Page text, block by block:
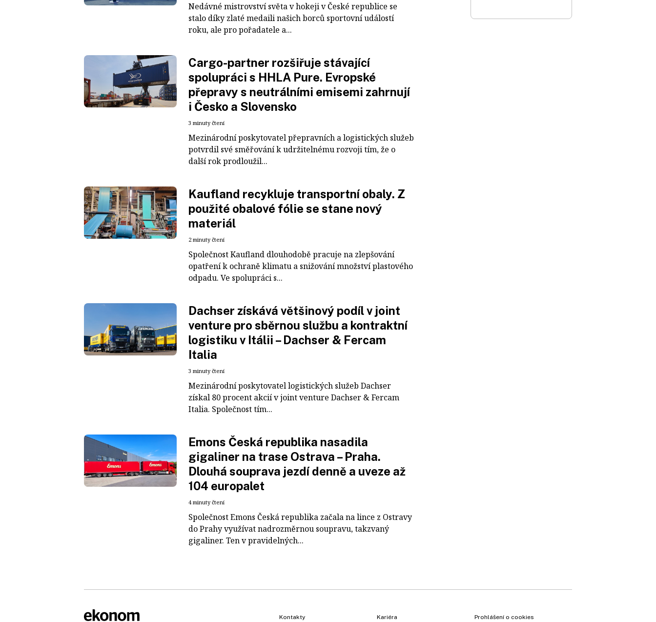
Nedávné mistrovství světa v hokeji v České republice se
stalo díky zlaté medaili našich borců sportovní událostí
roku, ale pro pořadatele a...
Cargo-partner rozšiřuje stávající
spolupráci s HHLA Pure. Evropské
přepravy s neutrálními emisemi zahrnují
i Česko a Slovensko
3 minuty čtení
Mezinárodní poskytovatel přepravních a logistických služeb
potvrdil své směřování k udržitelnému rozvoji tím, že o
další rok prodloužil...
Kaufland recykluje transportní obaly. Z
použité obalové fólie se stane nový
materiál
2 minuty čtení
Společnost Kaufland dlouhodobě pracuje na zlepšování
opatření k ochraně klimatu a snižování množství plastového
odpadu. Ve spolupráci s...
Dachser získává většinový podíl v joint
venture pro sběrnou službu a kontraktní
logistiku v Itálii – Dachser & Fercam
Italia
3 minuty čtení
Mezinárodní poskytovatel logistických služeb Dachser
získal 80 procent akcií v joint venture Dachser & Fercam
Italia. Společnost tím...
Emons Česká republika nasadila
gigaliner na trase Ostrava – Praha.
Dlouhá souprava jezdí denně a uveze až
104 europalet
4 minuty čtení
Společnost Emons Česká republika začala na lince z Ostravy
do Prahy využívat nadrozměrnou soupravu, takzvaný
gigaliner. Ten v pravidelných...
Kontakty Kariéra Prohlášení o cookies